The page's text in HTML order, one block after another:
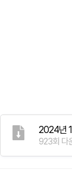
2024년
923회 다